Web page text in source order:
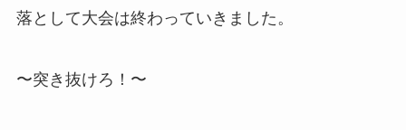
落として大会は終わっていきました。
〜突き抜けろ！〜